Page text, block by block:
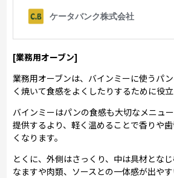
[業務用オーブン]
業務用オーブンは、バインミーに使うパ
く焼いて食感をよくしたりするために役立
バインミーはパンの食感も大切なメニュ
提供するより、軽く温めることで香りや
くなります。
とくに、外側はさっくり、中は具材となじ
なますや肉類、ソースとの一体感が出やす